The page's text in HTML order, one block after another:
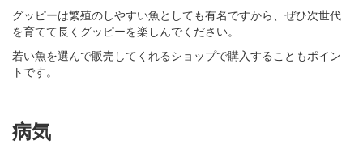
グッピーは繁殖のしやすい魚としても有名ですから、ぜひ次世代
を育てて長くグッピーを楽しんでください。
若い魚を選んで販売してくれるショップで購入することもポイン
トです。
病気